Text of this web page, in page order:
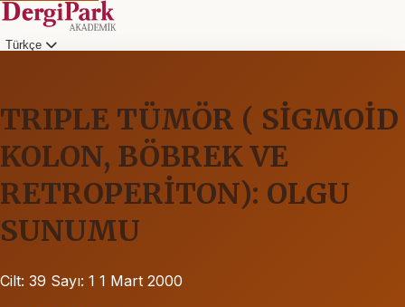
Türkçe
TRIPLE TÜMÖR ( SİGMOİD
KOLON, BÖBREK VE
RETROPERİTON): OLGU
SUNUMU
Cilt: 39 Sayı: 1 1 Mart 2000